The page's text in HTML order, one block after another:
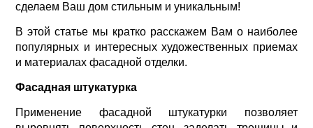
сделаем Ваш дом стильным и уникальным!
В этой статье мы кратко расскажем Вам о наиболее
популярных и интересных художественных приемах
и материалах фасадной отделки.
Фасадная штукатурка
Применение фасадной штукатурки позволяет